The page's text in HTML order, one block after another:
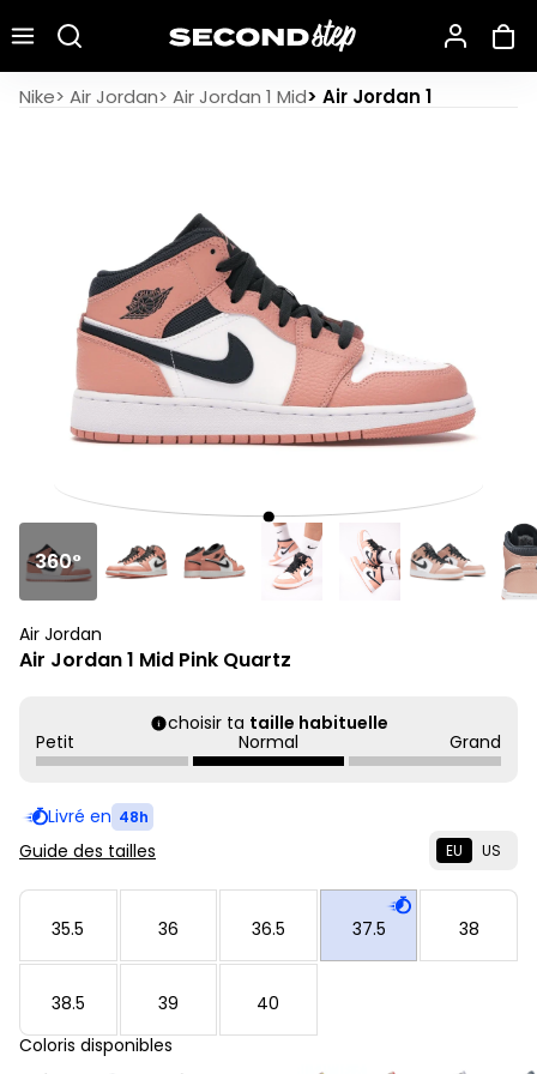
Nike> Air Jordan> Air Jordan 1 Mid> Air Jordan 1
Air Jordan 1 Mid Pink Quartz
360°
Coloris disponibles
Air Jordan
Air Jordan 1 Mid Pink Quartz
choisir ta taille habituelle
Petit
Normal Grand
Livré en 48h
Guide des tailles EU US
35.5 36 36.5 37.5 38
38.5 39 40